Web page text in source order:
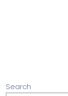
Search